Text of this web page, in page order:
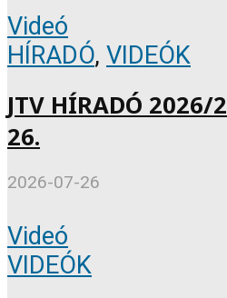
Videó
HÍRADÓ, VIDEÓK
JTV HÍRADÓ 2026/
26.
2026-07-26
Videó
VIDEÓK